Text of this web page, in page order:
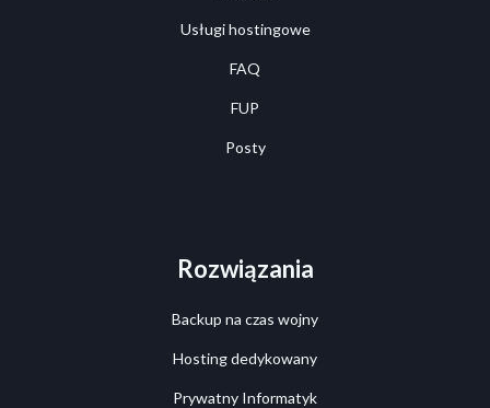
Usługi hostingowe
FAQ
FUP
Posty
Rozwiązania
Backup na czas wojny
Hosting dedykowany
Prywatny Informatyk